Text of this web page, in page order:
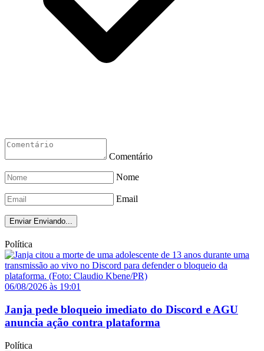
Comentário
Nome
Email
Enviar Enviando...
Política
06/08/2026 às 19:01
Janja pede bloqueio imediato do Discord e AGU
anuncia ação contra plataforma
Política